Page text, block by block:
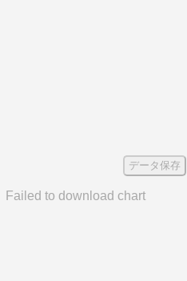
データ保存
Failed to download chart